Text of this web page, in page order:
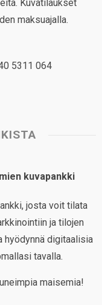
Kuvatilaukset
maksuajalla.
5311 064
kuvapankki
josta voit tilata
ja tilojen
hyödynnä digitaalisia
tavalla.
maisemia!